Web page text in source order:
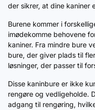
der sikrer, at dine kaniner
Burene kommer i
imødekomme behovene
kaniner. Fra mindre bure
bure, der giver plads til
løsninger, der passer til
Disse kaninbure er ikke
rengøre og vedligeholde.
adgang til rengøring,